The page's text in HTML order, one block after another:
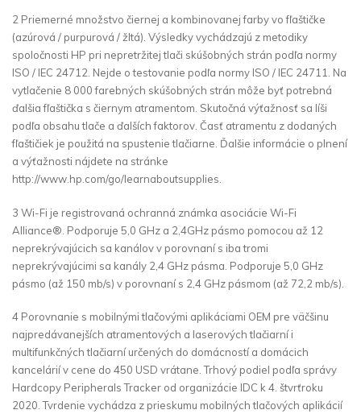
2 Priemerné množstvo čiernej a kombinovanej farby vo fľaštičke
(azúrová / purpurová / žltá). Výsledky vychádzajú z metodiky
spoločnosti HP pri nepretržitej tlači skúšobných strán podľa normy
ISO / IEC 24712. Nejde o testovanie podľa normy ISO / IEC 24711. Na
vytlačenie 8 000 farebných skúšobných strán môže byť potrebná
ďalšia fľaštička s čiernym atramentom. Skutočná výťažnosť sa líši
podľa obsahu tlače a ďalších faktorov. Časť atramentu z dodaných
fľaštičiek je použitá na spustenie tlačiarne. Ďalšie informácie o plnení
a výťažnosti nájdete na stránke
http://www.hp.com/go/learnaboutsupplies.
3 Wi-Fi je registrovaná ochranná známka asociácie Wi-Fi
Alliance®. Podporuje 5,0 GHz a 2,4GHz pásmo pomocou až 12
neprekrývajúcich sa kanálov v porovnaní s iba tromi
neprekrývajúcimi sa kanály 2,4 GHz pásma. Podporuje 5,0 GHz
pásmo (až 150 mb/s) v porovnaní s 2,4 GHz pásmom (až 72,2 mb/s).
4 Porovnanie s mobilnými tlačovými aplikáciami OEM pre väčšinu
najpredávanejších atramentových a laserových tlačiarní i
multifunkčných tlačiarní určených do domácností a domácich
kancelárií v cene do 450 USD vrátane. Trhový podiel podľa správy
Hardcopy Peripherals Tracker od organizácie IDC k 4. štvrťroku
2020. Tvrdenie vychádza z prieskumu mobilných tlačových aplikácií